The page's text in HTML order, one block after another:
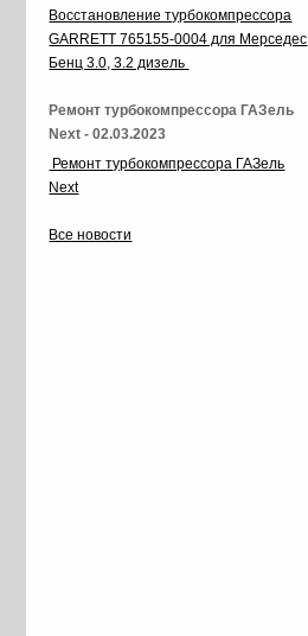
Восстановление турбокомпрессора
GARRETT 765155-0004 для Мерседес
Бенц 3.0, 3.2 дизель
Ремонт турбокомпрессора ГАЗель
Next - 02.03.2023
Ремонт турбокомпрессора ГАЗель
Next
Все новости